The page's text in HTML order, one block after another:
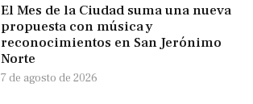
El Mes de la Ciudad suma una nueva
propuesta con música y
reconocimientos en San Jerónimo
Norte
7 de agosto de 2026